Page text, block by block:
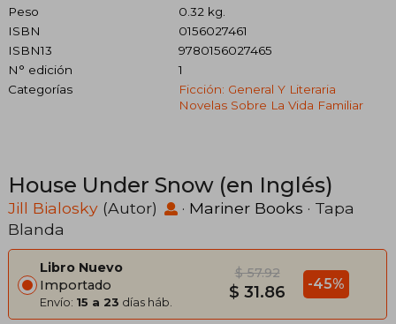
Peso
0.32 kg.
ISBN
0156027461
ISBN13
9780156027465
N° edición
1
Categorías
Ficción: General Y Literaria
Novelas Sobre La Vida Familiar
House Under Snow (en Inglés)
Jill Bialosky (Autor) · Mariner Books · Tapa
Blanda
Libro Nuevo
Importado
Envío: 15 a 23 días háb.
$ 57.92
$ 31.86 -45%